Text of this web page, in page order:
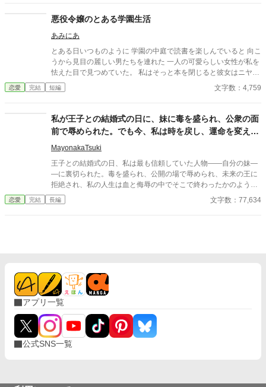
悪役令嬢のとある学園生活
あみにあ
とある日いつものように 学園の中庭で読書を楽しんでいると 向こ
うから見目の麗しい男たちを連れた 一人の可愛らしい女性が私を
怯えた目で見つめていた。 私はそっと本を閉じると彼女はニヤリ
と笑みを浮かべると私の方へ近づいてくる……。 ヤンデレ王子×
溺愛にホラーを混ぜてみました。 短編ですので気軽に読んでみて
恋愛 完結 短編 文字数：4,759
私が王子との結婚式の日に、妹に毒を盛られ、公衆の面
前で辱められた。でも今、私は時を戻し、運命を変えに
来た。
MayonakaTsuki
王子との結婚式の日、私は最も信頼していた人物――自分の妹―
―に裏切られた。毒を盛られ、公開の場で辱められ、未来の王に
拒絶され、私の人生は血と侮辱の中でそこで終わったかのように
思えた。しかし、死が私を迎えたとき、不可能なことが起きた―
―私は同じ回廊で、祭壇の前で目を覚まし、あらゆる涙、嘘、そ
恋愛 完結 長編 文字数：77,634
アプリ一覧
公式SNS一覧